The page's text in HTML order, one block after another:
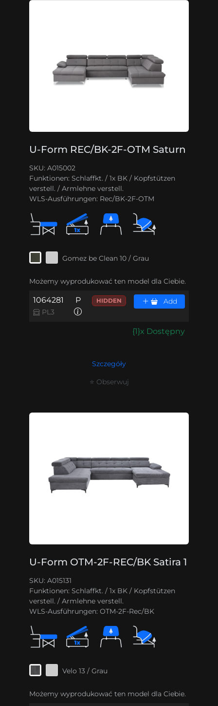
U-Form REC/BK-2F-OTM Saturn
SKU: A015002
Funktionen: Schlaffkt. / 1x BK / Kopfstützen
verstell. / Armlehne verstell.
WLS-Ausführungen: Rec/BK-2F-OTM
Gomez be Clean 10 / Grau
Możemy wyprodukować ten model dla Ciebie.
1064281
PL3
P HIDDEN Add
{1}x Dostępny
Szczegóły
⭐ Obserwuj
U-Form OTM-2F-REC/BK Satira 1
SKU: A015131
Funktionen: Schlaffkt. / 1x BK / Kopfstützen
verstell. / Armlehne verstell.
WLS-Ausführungen: OTM-2F-Rec/BK
Velo 13 / Grau
Możemy wyprodukować ten model dla Ciebie.